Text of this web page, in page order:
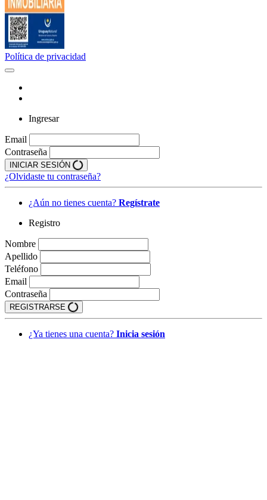
Política de privacidad
Ingresar
Email
Contraseña
INICIAR SESIÓN
¿Olvidaste tu contraseña?
¿Aún no tienes cuenta? Regístrate
Registro
Nombre
Apellido
Teléfono
Email
Contraseña
REGISTRARSE
¿Ya tienes una cuenta? Inicia sesión